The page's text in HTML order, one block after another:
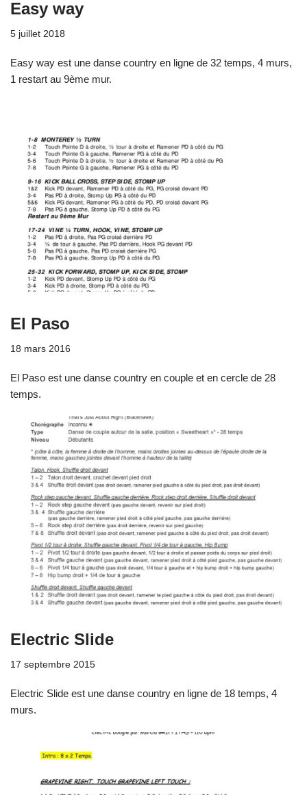
Easy way
5 juillet 2018
Easy way est une danse country en ligne de 32 temps, 4 murs,
1 restart au 9ème mur.
El Paso
18 mars 2016
El Paso est une danse country en couple et en cercle de 28
temps.
Electric Slide
17 septembre 2015
Electric Slide est une danse country en ligne de 18 temps, 4
murs.